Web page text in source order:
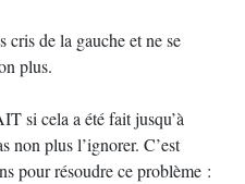
cris de la gauche et ne se
plus.
si cela a été fait jusqu’à
non plus l’ignorer. C’est
pour résoudre ce problème :